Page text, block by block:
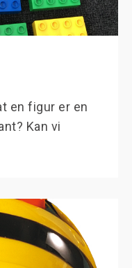
en figur er en
Kan vi